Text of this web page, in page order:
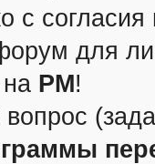
с
для
PM!